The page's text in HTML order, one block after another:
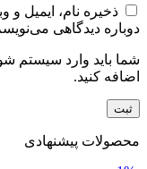
ذخیره نام، ایمیل
دوباره دیدگاهی
شما باید وارد سیستم
اضافه کنید.
محصولات پیشنهادی